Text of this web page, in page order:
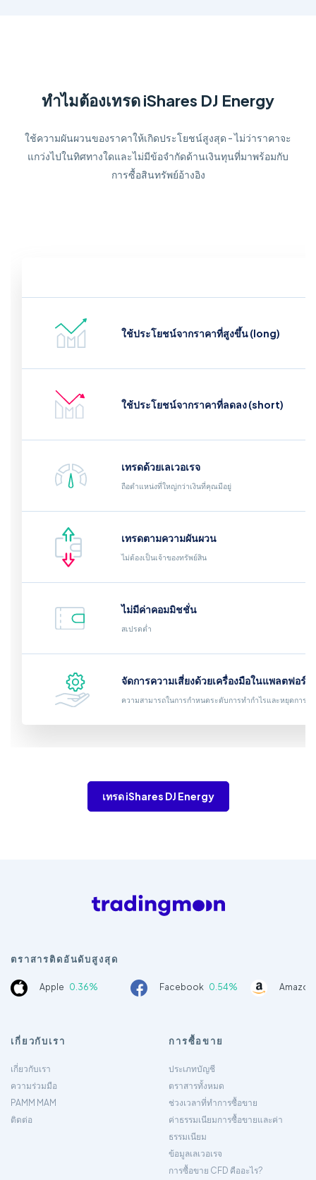
ทำไมต้องเทรด iShares DJ Energy
ใช้ความผันผวนของราคาให้เกิดประโยชน์สูงสุด - ไม่ว่าราคาจะ
แกว่งไปในทิศทางใดและไม่มีข้อจำกัดด้านเงินทุนที่มาพร้อมกับ
การซื้อสินทรัพย์อ้างอิง
ใช้ประโยชน์จากราคาที่สูงขึ้น (long)
ใช้ประโยชน์จากราคาที่ลดลง (short)
เทรดด้วยเลเวอเรจ
ถือตำแหน่งที่ใหญ่กว่าเงินที่คุณมีอยู่
เทรดตามความผันผวน
ไม่ต้องเป็นเจ้าของทรัพย์สิน
ไม่มีค่าคอมมิชชั่น
สเปรดต่ำ
จัดการความเสี่ยงด้วยเครื่องมือในแพลตฟอร์ม
ความสามารถในการกำหนดระดับการทำกำไรและหยุดการข
เทรด iShares DJ Energy
ตราสารติดอันดับสูงสุด
Apple 0.36% Facebook 0.54%
เกี่ยวกับเรา
เกี่ยวกับเรา
ความร่วมมือ
PAMM MAM
ติดต่อ
การซื้อขาย
ประเภทบัญชี
ตราสารทั้งหมด
ช่วงเวลาที่ทำการซื้อขาย
ค่าธรรมเนียมการซื้อขายและค่า
ธรรมเนียม
ข้อมูลเลเวอเรจ
การซื้อขาย CFD คืออะไร?